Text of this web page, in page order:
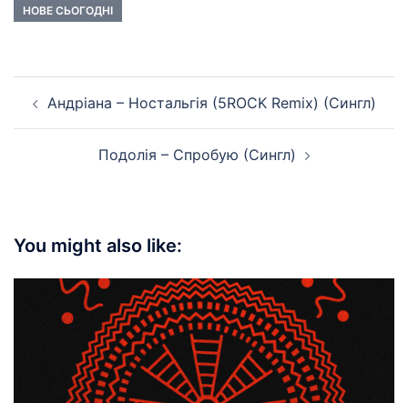
НОВЕ СЬОГОДНІ
navigation
Андріана – Ностальгія (5ROCK Remix) (Сингл)
Подолія – Спробую (Сингл)
You might also like: